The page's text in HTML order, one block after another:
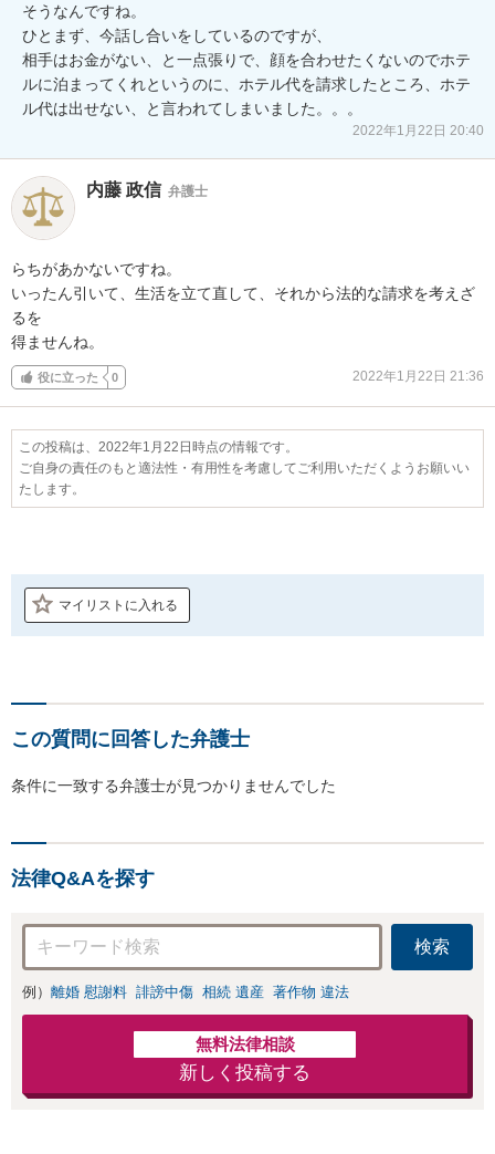
そうなんですね。
ひとまず、今話し合いをしているのですが、
相手はお金がない、と一点張りで、顔を合わせたくないのでホテ
ルに泊まってくれというのに、ホテル代を請求したところ、ホテ
ル代は出せない、と言われてしまいました。。。
2022年1月22日 20:40
内藤 政信 弁護士
らちがあかないですね。
いったん引いて、生活を立て直して、それから法的な請求を考えざ
るを
得ませんね。
役に立った 0 2022年1月22日 21:36
この投稿は、2022年1月22日時点の情報です。
ご自身の責任のもと適法性・有用性を考慮してご利用いただくようお願いい
たします。
マイリストに入れる
この質問に回答した弁護士
条件に一致する弁護士が見つかりませんでした
法律Q&Aを探す
検索
例） 離婚 慰謝料 誹謗中傷 相続 遺産 著作物 違法
無料法律相談
新しく投稿する